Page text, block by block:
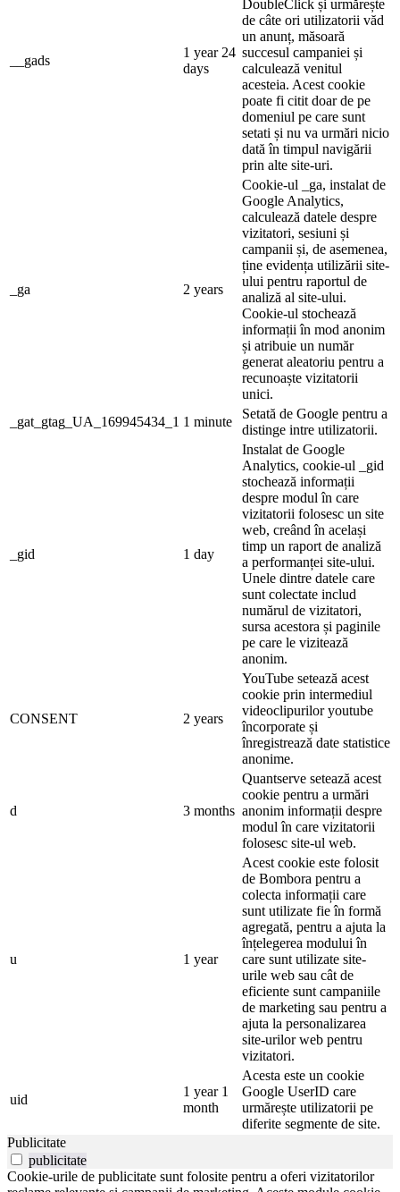
__gads
1 year 24
days
DoubleClick și urmărește
de câte ori utilizatorii văd
un anunț, măsoară
succesul campaniei și
calculează venitul
acesteia. Acest cookie
poate fi citit doar de pe
domeniul pe care sunt
setati și nu va urmări nicio
dată în timpul navigării
prin alte site-uri.
_ga 2 years
Cookie-ul _ga, instalat de
Google Analytics,
calculează datele despre
vizitatori, sesiuni și
campanii și, de asemenea,
ține evidența utilizării site-
ului pentru raportul de
analiză al site-ului.
Cookie-ul stochează
informații în mod anonim
și atribuie un număr
generat aleatoriu pentru a
recunoaște vizitatorii
unici.
_gat_gtag_UA_169945434_1 1 minute
Setată de Google pentru a
distinge intre utilizatorii.
_gid 1 day
Instalat de Google
Analytics, cookie-ul _gid
stochează informații
despre modul în care
vizitatorii folosesc un site
web, creând în același
timp un raport de analiză
a performanței site-ului.
Unele dintre datele care
sunt colectate includ
numărul de vizitatori,
sursa acestora și paginile
pe care le vizitează
anonim.
CONSENT 2 years
YouTube setează acest
cookie prin intermediul
videoclipurilor youtube
încorporate și
înregistrează date statistice
anonime.
d 3 months
Quantserve setează acest
cookie pentru a urmări
anonim informații despre
modul în care vizitatorii
folosesc site-ul web.
u 1 year
Acest cookie este folosit
de Bombora pentru a
colecta informații care
sunt utilizate fie în formă
agregată, pentru a ajuta la
înțelegerea modului în
care sunt utilizate site-
urile web sau cât de
eficiente sunt campaniile
de marketing sau pentru a
ajuta la personalizarea
site-urilor web pentru
vizitatori.
uid
1 year 1
month
Acesta este un cookie
Google UserID care
urmărește utilizatorii pe
diferite segmente de site.
Publicitate
publicitate
Cookie-urile de publicitate sunt folosite pentru a oferi vizitatorilor